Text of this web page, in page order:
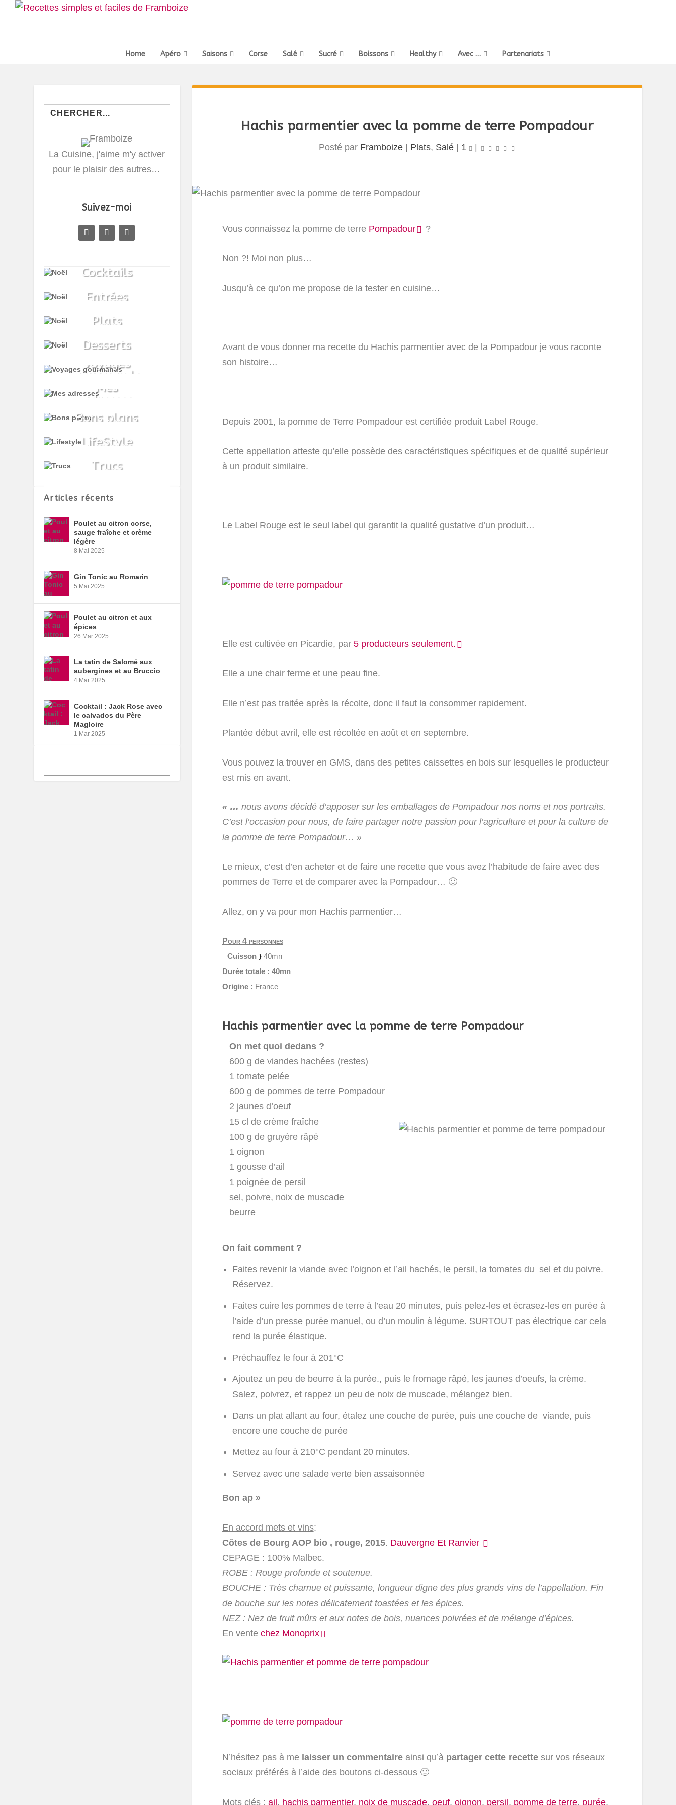
Home Apéro Saisons Corse Salé Sucré Boissons Healthy Avec … Partenariats
Hachis parmentier avec la pomme de terre Pompadour
Posté par Framboize Plats, Salé 1
Vous connaissez la pomme de terre Pompadour ?
Non ?! Moi non plus…
Jusqu’à ce qu’on me propose de la tester en cuisine…
Avant de vous donner ma recette du Hachis parmentier avec de la Pompadour je vous raconte
son histoire…
Depuis 2001, la pomme de Terre Pompadour est certifiée produit Label Rouge.
Cette appellation atteste qu’elle possède des caractéristiques spécifiques et de qualité supérieur
à un produit similaire.
Le Label Rouge est le seul label qui garantit la qualité gustative d’un produit…
Elle est cultivée en Picardie, par 5 producteurs seulement.
Elle a une chair ferme et une peau fine.
Elle n’est pas traitée après la récolte, donc il faut la consommer rapidement.
Plantée début avril, elle est récoltée en août et en septembre.
Vous pouvez la trouver en GMS, dans des petites caissettes en bois sur lesquelles le producteur
est mis en avant.
« … nous avons décidé d’apposer sur les emballages de Pompadour nos noms et nos portraits.
C’est l’occasion pour nous, de faire partager notre passion pour l’agriculture et pour la culture de
la pomme de terre Pompadour… »
Le mieux, c’est d’en acheter et de faire une recette que vous avez l’habitude de faire avec des
pommes de Terre et de comparer avec la Pompadour… 🙂
Allez, on y va pour mon Hachis parmentier…
Pour 4 personnes
Cuisson
40mn
Durée totale : 40mn
Origine : France
Hachis parmentier avec la pomme de terre Pompadour
On met quoi dedans ?
600 g de viandes hachées (restes)
1 tomate pelée
600 g de pommes de terre Pompadour
2 jaunes d’oeuf
15 cl de crème fraîche
100 g de gruyère râpé
1 oignon
1 gousse d’ail
1 poignée de persil
sel, poivre, noix de muscade
beurre
On fait comment ?
Faites revenir la viande avec l’oignon et l’ail hachés, le persil, la tomates du sel et du poivre.
Réservez.
Faites cuire les pommes de terre à l’eau 20 minutes, puis pelez-les et écrasez-les en purée à
l’aide d’un presse purée manuel, ou d’un moulin à légume. SURTOUT pas électrique car cela
rend la purée élastique.
Préchauffez le four à 201°C
Ajoutez un peu de beurre à la purée., puis le fromage râpé, les jaunes d’oeufs, la crème.
Salez, poivrez, et rappez un peu de noix de muscade, mélangez bien.
Dans un plat allant au four, étalez une couche de purée, puis une couche de viande, puis
encore une couche de purée
Mettez au four à 210°C pendant 20 minutes.
Servez avec une salade verte bien assaisonnée
Bon ap »
En accord mets et vins:
Côtes de Bourg AOP bio , rouge, 2015. Dauvergne Et Ranvier
CEPAGE : 100% Malbec.
ROBE : Rouge profonde et soutenue.
BOUCHE : Très charnue et puissante, longueur digne des plus grands vins de l’appellation. Fin
de bouche sur les notes délicatement toastées et les épices.
NEZ : Nez de fruit mûrs et aux notes de bois, nuances poivrées et de mélange d’épices.
En vente chez Monoprix
N’hésitez pas à me laisser un commentaireainsi qu’à partager cette recettesur vos réseaux
sociaux préférés à l’aide des boutons ci-dessous 🙂
Mots clés : ail , hachis parmentier, noix de muscade, oeuf, oignon, persil , pomme de terre, purée,
Search
for:
La Cuisine, j'aime m'y activer
pour le plaisir des autres…
Suivez-moi
Articles récents
Poulet au citron corse,
sauge fraîche et crème
légère
8 Mai 2025
Gin Tonic au Romarin
5 Mai 2025
Poulet au citron et aux
épices
26 Mar 2025
La tatin de Salomé aux
aubergines et au Bruccio
4 Mar 2025
Cocktail : Jack Rose avec
le calvados du Père
Magloire
1 Mar 2025